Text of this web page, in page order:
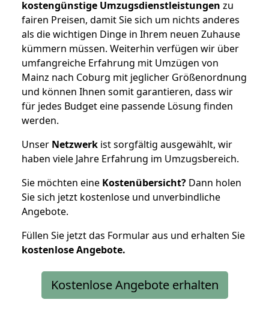
kostengünstige Umzugsdienstleistungen zu
fairen Preisen, damit Sie sich um nichts anderes
als die wichtigen Dinge in Ihrem neuen Zuhause
kümmern müssen. Weiterhin verfügen wir über
umfangreiche Erfahrung mit Umzügen von
Mainz nach Coburg mit jeglicher Größenordnung
und können Ihnen somit garantieren, dass wir
für jedes Budget eine passende Lösung finden
werden.
Unser Netzwerk ist sorgfältig ausgewählt, wir
haben viele Jahre Erfahrung im Umzugsbereich.
Sie möchten eine Kostenübersicht? Dann holen
Sie sich jetzt kostenlose und unverbindliche
Angebote.
Füllen Sie jetzt das Formular aus und erhalten Sie
kostenloseAngebote.
Kostenlose Angebote erhalten